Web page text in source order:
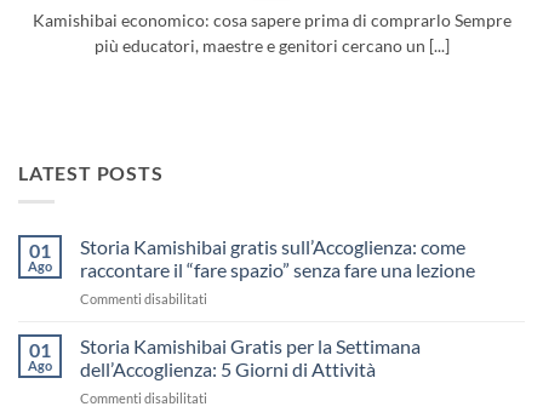
Kamishibai economico: cosa sapere prima di comprarlo Sempre
più educatori, maestre e genitori cercano un [...]
LATEST POSTS
01
Ago
Storia Kamishibai gratis sull’Accoglienza: come
raccontare il “fare spazio” senza fare una lezione
Commenti disabilitati
Kamishibai
sull’Accoglienza:
01
Ago
Storia Kamishibai Gratis per la Settimana
dell’Accoglienza: 5 Giorni di Attività
Commenti disabilitati